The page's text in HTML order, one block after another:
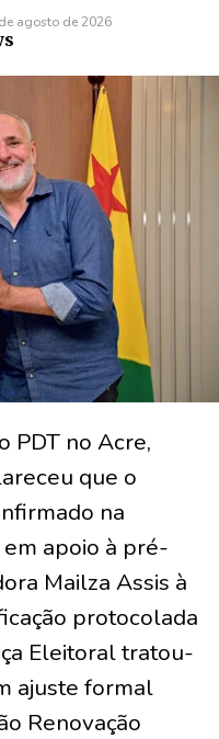
agosto de 2026
PDT no Acre,
que o
na
em apoio à pré-
Mailza Assis à
protocolada
Eleitoral tratou-
ajuste formal
Renovação